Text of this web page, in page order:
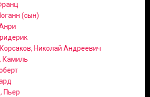
(сын)
Николай Андреевич
Камиль
Пьер